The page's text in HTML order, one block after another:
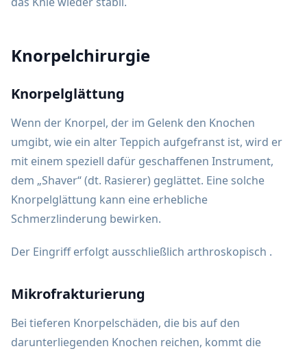
Knorpelchirurgie
Knorpelglättung
Wenn der Knorpel, der im Gelenk den Knochen
umgibt, wie ein alter Teppich aufgefranst ist, wird er
mit einem speziell dafür geschaffenen Instrument,
dem „Shaver“ (dt. Rasierer) geglättet. Eine solche
Knorpelglättung kann eine erhebliche
Schmerzlinderung bewirken.
Der Eingriff erfolgt ausschließlich arthroskopisch .
Mikrofrakturierung
Bei tieferen Knorpelschäden, die bis auf den
darunterliegenden Knochen reichen, kommt die